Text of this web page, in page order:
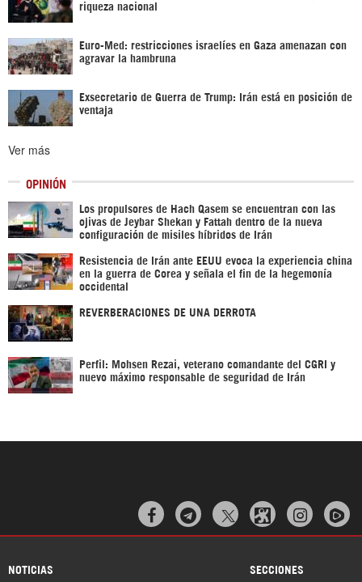
riqueza nacional
Euro-Med: restricciones israelíes en Gaza amenazan con
agravar la hambruna
Exsecretario de Guerra de Trump: Irán está en posición de
ventaja
Ver más
OPINIÓN
Los propulsores de Hach Qasem se encuentran con las
ojivas de Jeybar Shekan y Fattah dentro de la nueva
configuración de misiles híbridos de Irán
Resistencia de Irán ante EEUU evoca la experiencia china
en la guerra de Corea y señala el fin de la hegemonía
occidental
REVERBERACIONES DE UNA DERROTA
Perfil: Mohsen Rezai, veterano comandante del CGRI y
nuevo máximo responsable de seguridad de Irán
  
NOTICIAS SECCIONES